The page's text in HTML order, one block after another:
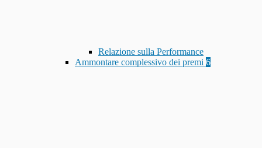
Relazione sulla Performance
Ammontare complessivo dei premi 6